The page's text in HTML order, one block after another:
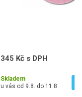
345 Kč s DPH
Skladem
u vás od 9.8. do 11.8.